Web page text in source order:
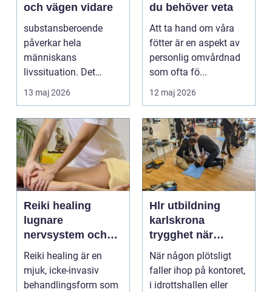
och vägen vidare
substansberoende
påverkar hela
människans
livssituation. Det
handlar sällan bara
om alkohol, narkoti...
13 maj 2026
du behöver veta
Att ta hand om våra
fötter är en aspekt av
personlig omvårdnad
som ofta fö...
12 maj 2026
Reiki healing
lugnare
nervsystem och
djupare
återhämtning
Reiki healing är en
mjuk, icke-invasiv
behandlingsform som
Hlr utbildning
karlskrona
trygghet när
sekunderna
räknas
När någon plötsligt
faller ihop på kontoret,
i idrottshallen eller